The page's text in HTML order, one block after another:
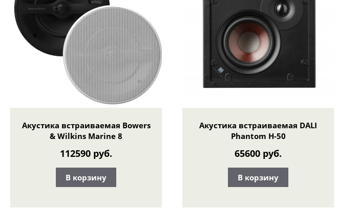
Акустика встраиваемая Bowers
& Wilkins Marine 8
112590 руб.
В корзину
Акустика встраиваемая DALI
Phantom H-50
65600 руб.
В корзину